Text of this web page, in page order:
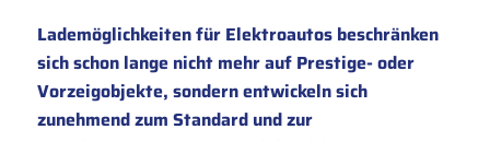
Lademöglichkeiten für Elektroautos beschränken
sich schon lange nicht mehr auf Prestige- oder
Vorzeigobjekte, sondern entwickeln sich
zunehmend zum Standard und zur